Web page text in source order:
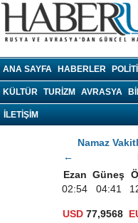
ANA SAYFA HABERLER
KÜLTÜR TURIZM AVRASYA
İLETİŞİM
Namaz
←
Ezan Güneş
02:54
04:41
USD 77,9568